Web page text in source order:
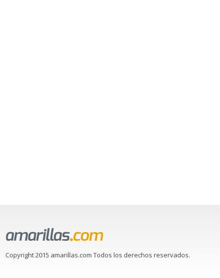
Copyright 2015 amarillas.com Todos los derechos reservados.